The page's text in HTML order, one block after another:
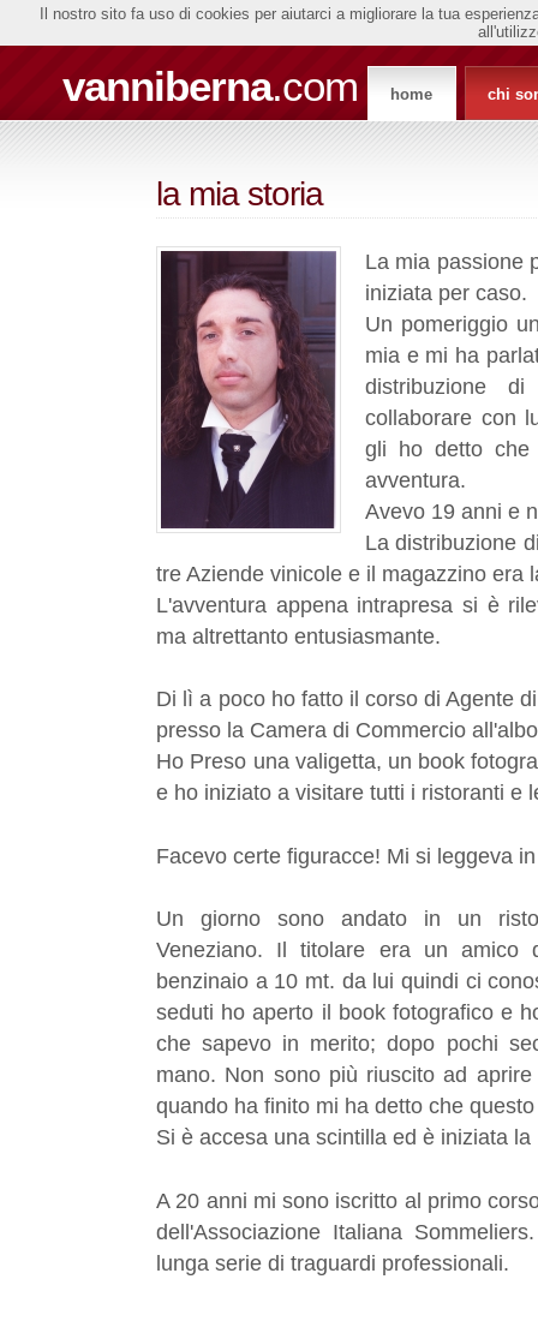
vanniberna.com home chi
la mia storia
La mia passione
iniziata per caso.
Un pomeriggio
mia e mi ha
distribuzione
collaborare con
gli ho detto che
avventura.
Avevo 19 anni e
La distribuzione
tre Aziende vinicole e il magazzino era
L'avventura appena intrapresa si è
ma altrettanto entusiasmante.
Di lì a poco ho fatto il corso di Agente
presso la Camera di Commercio
Ho Preso una valigetta, un book
e ho iniziato a visitare tutti i ristoranti e
Facevo certe figuracce! Mi si leggeva
Un giorno sono andato in un
Veneziano. Il titolare era un
benzinaio a 10 mt. da lui quindi ci
seduti ho aperto il book fotografico e
che sapevo in merito; dopo pochi
mano. Non sono più riuscito ad
quando ha finito mi ha detto che
Si è accesa una scintilla ed è iniziata
A 20 anni mi sono iscritto al primo
dell'Associazione Italiana
lunga serie di traguardi professionali.
Il nostro sito fa uso di cookies per aiutarci a migliorare la tua